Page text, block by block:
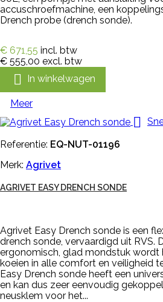
accuschroefmachine, een
Drench probe (drench sonde).
€ 671,55 incl. btw
€ 555,00 excl. btw
 In winkelwagen
Meer

Referentie: EQ-NUT-01196
Merk: Agrivet
AGRIVET EASY DRENCH SONDE
Agrivet Easy Drench sonde is een
drench sonde, vervaardigd uit RVS.
ergonomisch, glad mondstuk wordt
koeien in alle comfort en veiligheid
Easy Drench sonde heeft een
en kan dus zeer eenvoudig
neusklem voor het...